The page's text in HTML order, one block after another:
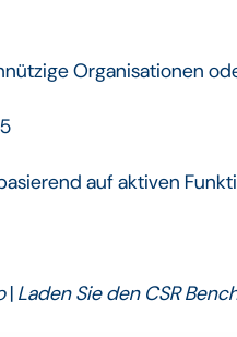
Organisationen
auf aktiven
| Laden Sie den CSR